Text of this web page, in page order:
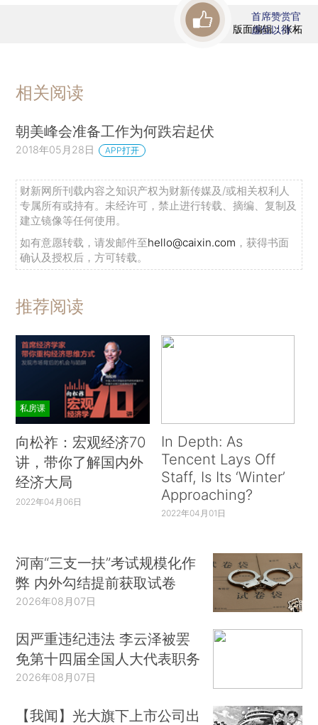
版面编辑：张柘
首席赞赏官
虚位以待
相关阅读
朝美峰会准备工作为何跌宕起伏
2018年05月28日 APP打开
财新网所刊载内容之知识产权为财新传媒及/或相关权利人
专属所有或持有。未经许可，禁止进行转载、摘编、复制及
建立镜像等任何使用。
如有意愿转载，请发邮件至hello@caixin.com ，获得书面
确认及授权后，方可转载。
推荐阅读
私房课
向松祚：宏观经济70
讲，带你了解国内外
经济大局
2022年04月06日
In Depth: As
Tencent Lays Off
Staff, Is Its ‘Winter’
Approaching?
2022年04月01日
河南“三支一扶”考试规模化作
弊 内外勾结提前获取试卷
2026年08月07日
因严重违纪违法 李云泽被罢
免第十四届全国人大代表职务
2026年08月07日
【我闻】光大旗下上市公司出